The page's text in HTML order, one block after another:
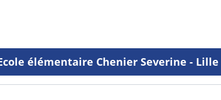
élémentaire Chenier Severine - Lille